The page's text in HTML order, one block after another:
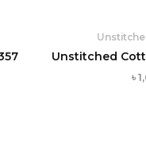
Unstitched
৳